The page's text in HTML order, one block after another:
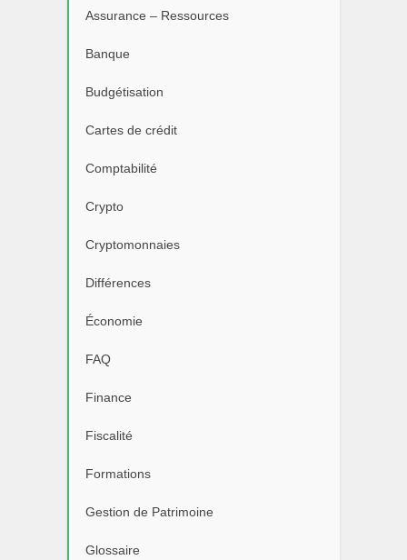
Assurance – Ressources
Banque
Budgétisation
Cartes de crédit
Comptabilité
Crypto
Cryptomonnaies
Différences
Économie
FAQ
Finance
Fiscalité
Formations
Gestion de Patrimoine
Glossaire